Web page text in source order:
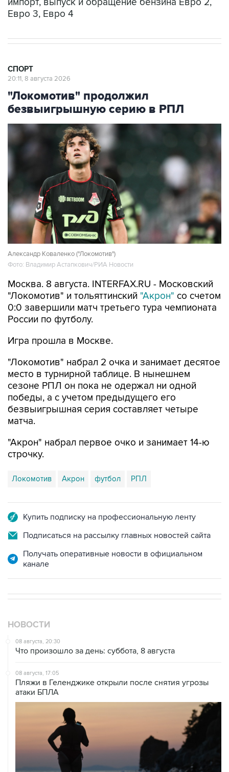
импорт, выпуск и обращение бензина Евро 2,
Евро 3, Евро 4
СПОРТ
20:11, 8 августа 2026
"Локомотив" продолжил
безвыигрышную серию в РПЛ
Александр Коваленко ("Локомотив")
Фото: Владимир Астапкович/РИА Новости
Москва. 8 августа. INTERFAX.RU - Московский
"Локомотив" и тольяттинский "Акрон" со счетом
0:0 завершили матч третьего тура чемпионата
России по футболу.
Игра прошла в Москве.
"Локомотив" набрал 2 очка и занимает десятое
место в турнирной таблице. В нынешнем
сезоне РПЛ он пока не одержал ни одной
победы, а с учетом предыдущего его
безвыигрышная серия составляет четыре
матча.
"Акрон" набрал первое очко и занимает 14-ю
строчку.
Локомотив Акрон футбол РПЛ
Купить подписку на профессиональную ленту
Подписаться на рассылку главных новостей сайта
Получать оперативные новости в официальном
канале
НОВОСТИ
08 августа, 20:30
Что произошло за день: суббота, 8 августа
08 августа, 17:05
Пляжи в Геленджике открыли после снятия угрозы
атаки БПЛА